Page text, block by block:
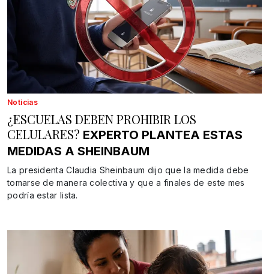
Noticias
¿ESCUELAS DEBEN PROHIBIR LOS
CELULARES? EXPERTO PLANTEA ESTAS
MEDIDAS A SHEINBAUM
La presidenta Claudia Sheinbaum dijo que la medida debe
tomarse de manera colectiva y que a finales de este mes
podría estar lista.